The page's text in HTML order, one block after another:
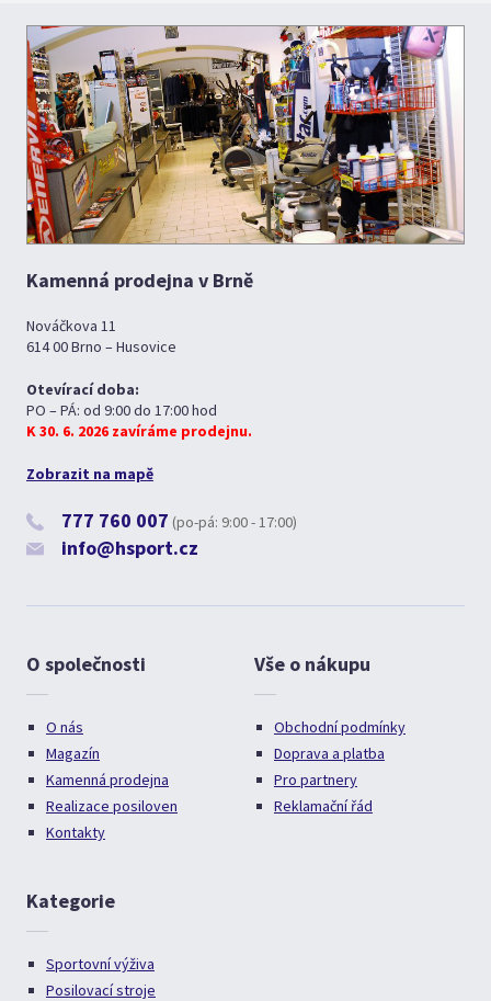
Kamenná prodejna v Brně
Nováčkova 11
614 00 Brno – Husovice
Otevírací doba:
PO – PÁ: od 9:00 do 17:00 hod
K 30. 6. 2026 zavíráme prodejnu.
Zobrazit na mapě
777 760 007 (po-pá: 9:00 - 17:00)
info@hsport.cz
O společnosti
O nás
Magazín
Kamenná prodejna
Realizace posiloven
Kontakty
Vše o nákupu
Obchodní podmínky
Doprava a platba
Pro partnery
Reklamační řád
Kategorie
Sportovní výživa
Posilovací stroje